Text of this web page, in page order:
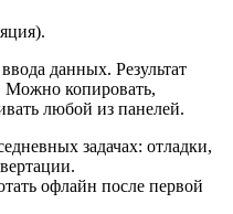
данных. Результат
Можно копировать,
любой из панелей.
задачах: отладки,
офлайн после первой